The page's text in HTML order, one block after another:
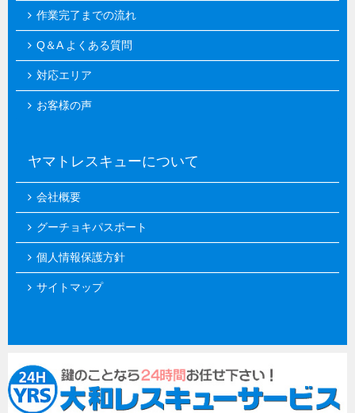
作業完了までの流れ
Q＆A よくある質問
対応エリア
お客様の声
ヤマトレスキューについて
会社概要
グーチョキパスポート
個人情報保護方針
サイトマップ